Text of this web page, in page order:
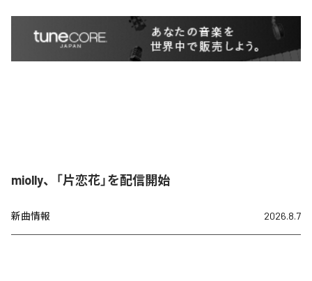
miolly、「片恋花」を配信開始
新曲情報 2026.8.7